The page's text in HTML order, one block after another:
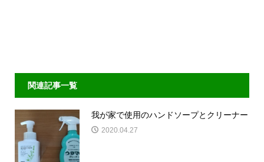
関連記事一覧
我が家で使用のハンドソープとクリーナー
2020.04.27